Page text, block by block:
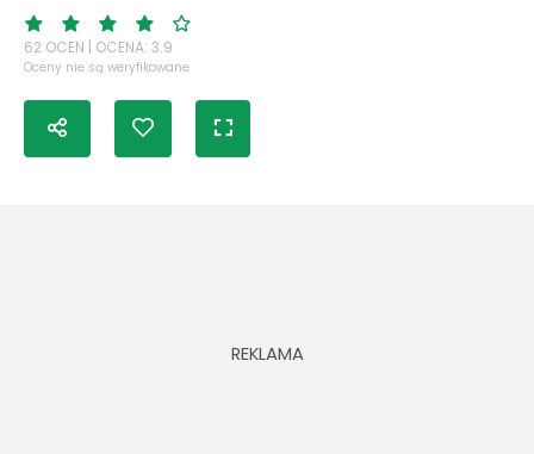
62 OCEN | OCENA: 3.9
Oceny nie są weryfikowane